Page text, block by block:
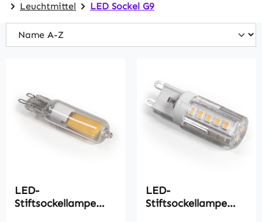
Leuchtmittel
LED Sockel G9
LED-
Stiftsockellampe
LED-
Stiftsockellampe